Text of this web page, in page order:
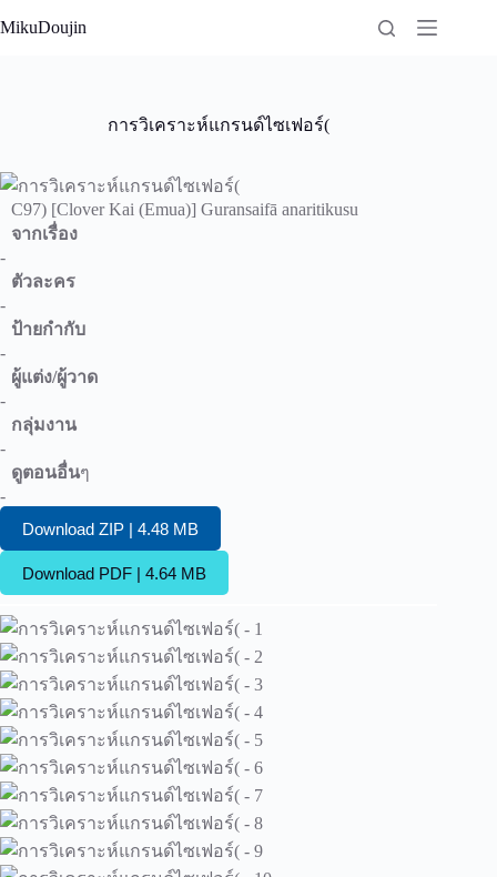
to
MikuDoujin
การวิเคราะห์แกรนด์ไซเฟอร์(
C97) [Clover Kai (Emua)] Guransaifā anaritikusu
จากเรื่อง
-
ตัวละคร
-
ป้ายกำกับ
-
ผู้แต่ง/ผู้วาด
-
กลุ่มงาน
-
ดูตอนอื่นๆ
-
Download ZIP | 4.48 MB
Download PDF | 4.64 MB